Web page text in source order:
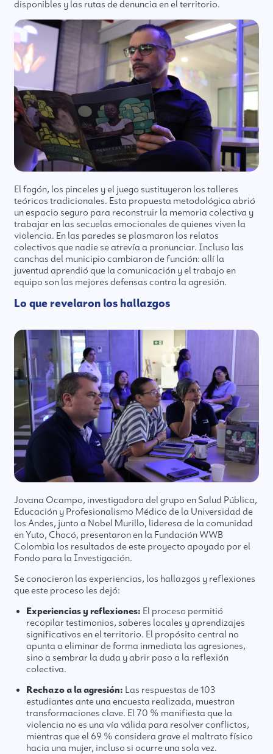
disponibles y las rutas de denuncia en el territorio.
El fogón, los pinceles y el juego sustituyeron los talleres
teóricos tradicionales. Esta propuesta metodológica abrió
un espacio seguro para reconstruir la memoria colectiva y
trabajar en las secuelas emocionales de quienes viven la
violencia. En las paredes se plasmaron los relatos
colectivos que nadie se atrevía a pronunciar. Incluso las
canchas del municipio cambiaron de función: allí la
juventud aprendió que la comunicación y el trabajo en
equipo son las mejores defensas contra la agresión.
Lo que revelaron los hallazgos
Jovana Ocampo, investigadora del grupo en Salud Pública,
Educación y Profesionalismo Médico de la Universidad de
los Andes, junto a Nobel Murillo, lideresa de la comunidad
en Yuto, Chocó, presentaron en la Fundación WWB
Colombia los resultados de este proyecto apoyado por el
Fondo para la Investigación.
Se conocieron las experiencias, los hallazgos y reflexiones
que este proceso les dejó:
Experiencias y reflexiones: El proceso permitió
recopilar testimonios, saberes locales y aprendizajes
significativos en el territorio. El propósito central no
apunta a eliminar de forma inmediata las agresiones,
sino a sembrar la duda y abrir paso a la reflexión
colectiva.
Rechazo a la agresión: Las respuestas de 103
estudiantes ante una encuesta realizada, muestran
transformaciones clave. El 70 % manifiesta que la
violencia no es una vía válida para resolver conflictos,
mientras que el 69 % considera grave el maltrato físico
hacia una mujer, incluso si ocurre una sola vez.